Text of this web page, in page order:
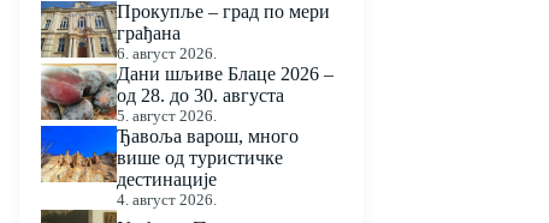
Прокупље – град по мери
грађана
6. август 2026.
Дани шљиве Блаце 2026 –
од 28. до 30. августа
5. август 2026.
Ђавоља варош, много
више од туристичке
дестинације
4. август 2026.